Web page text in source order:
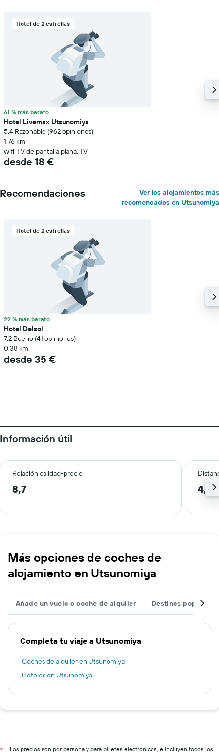
Hotel de 2 estrellas
61 % más barato
Hotel Livemax Utsunomiya
5.4 Razonable (962 opiniones)
1,76 km
wifi, TV de pantalla plana, TV
desde 18 €
Recomendaciones
Ver los alojamientos más
recomendados en Utsunomiya
Hotel de 2 estrellas
22 % más barato
Hotel Delsol
7.2 Bueno (41 opiniones)
0,38 km
desde 35 €
Información útil
Relación calidad-precio
8,7 4,3
Más opciones de coches de
alojamiento en Utsunomiya
Añade un vuelo o coche de alquiler Destinos populares
Completa tu viaje a Utsunomiya
Coches de alquiler en Utsunomiya
Hoteles en Utsunomiya
*
Los precios son por persona y para billetes electrónicos, e incluyen todos los